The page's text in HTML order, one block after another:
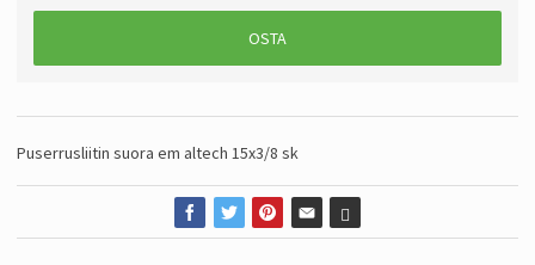
OSTA
Puserrusliitin suora em altech 15x3/8 sk